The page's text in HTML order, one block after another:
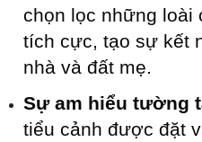
chọn lọc những loài
tích cực, tạo sự kết
nhà và đất mẹ.
Sự am hiểu tường
tiểu cảnh được đặt